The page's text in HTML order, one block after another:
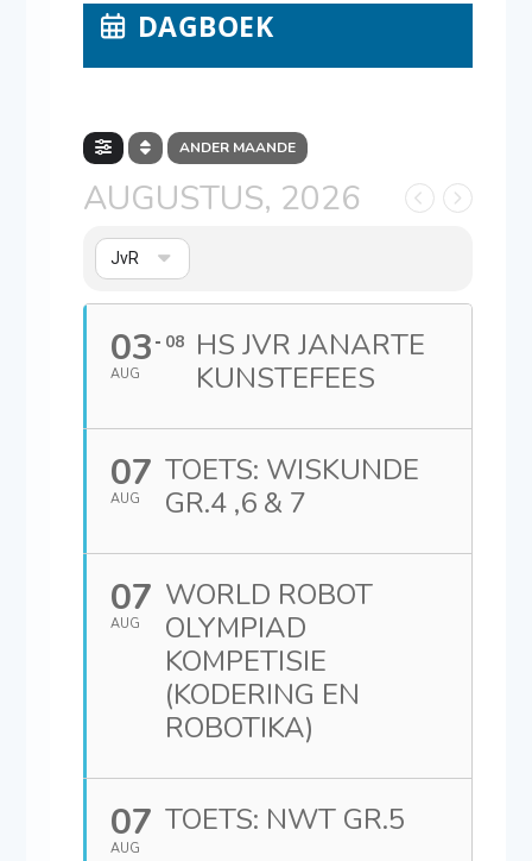
DAGBOEK
ANDER MAANDE
AUGUSTUS, 2026
JvR
03
AUG
08
HS JVR JANARTE
KUNSTEFEES
07
AUG
TOETS: WISKUNDE
GR.4 ,6 & 7
07
AUG
WORLD ROBOT
OLYMPIAD
KOMPETISIE
(KODERING EN
ROBOTIKA)
07
AUG
TOETS: NWT GR.5